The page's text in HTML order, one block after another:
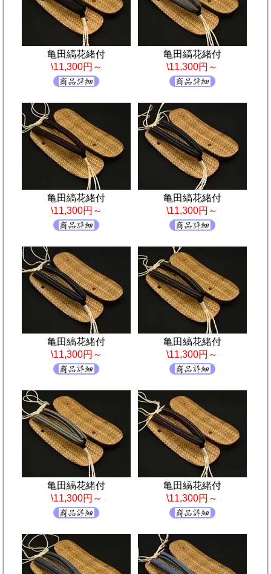
亀田縞花緒付
\11,300円～
亀田縞花緒付
\11,300円～
亀田縞花緒付
\11,300円～
亀田縞花緒付
\11,300円～
亀田縞花緒付
\11,300円～
亀田縞花緒付
\11,300円～
亀田縞花緒付
\11,300円～
亀田縞花緒付
\11,300円～